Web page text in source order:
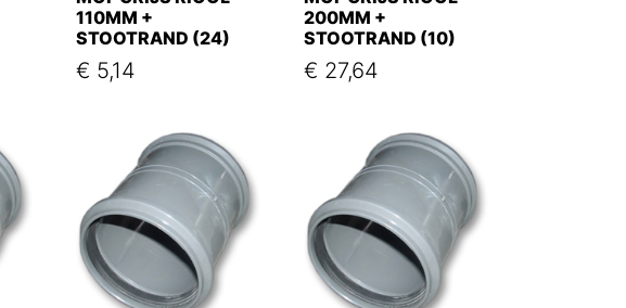
110MM +
STOOTRAND (24)
€ 5,14
200MM +
STOOTRAND (10)
€ 27,64